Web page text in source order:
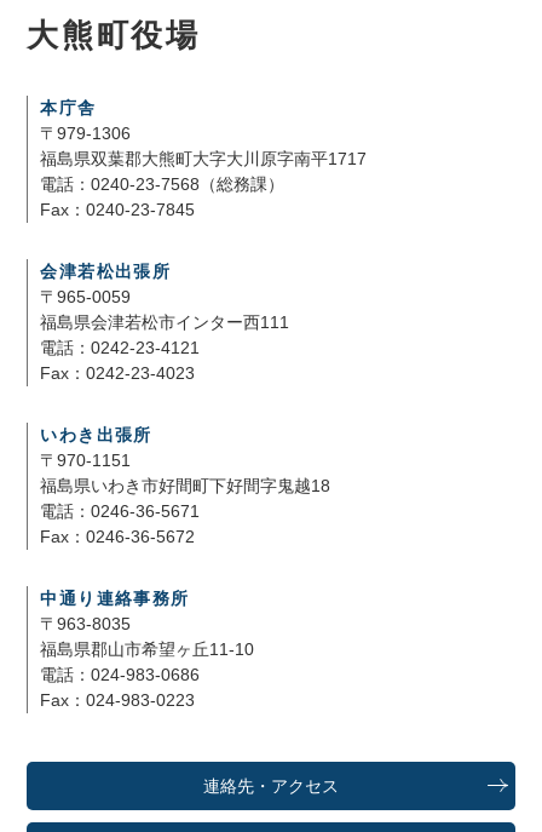
大熊町役場
本庁舎
〒979-1306
福島県双葉郡大熊町大字大川原字南平1717
電話：0240-23-7568（総務課）
Fax：0240-23-7845
会津若松出張所
〒965-0059
福島県会津若松市インター西111
電話：0242-23-4121
Fax：0242-23-4023
いわき出張所
〒970-1151
福島県いわき市好間町下好間字鬼越18
電話：0246-36-5671
Fax：0246-36-5672
中通り連絡事務所
〒963-8035
福島県郡山市希望ヶ丘11-10
電話：024-983-0686
Fax：024-983-0223
連絡先・アクセス